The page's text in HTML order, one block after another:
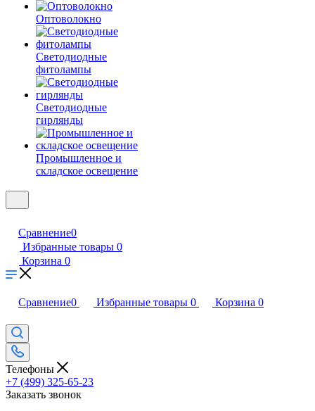
Оптоволокно
Светодиодные
фитолампы
Светодиодные
гирлянды
Промышленное и
складское освещение
Сравнение0
Избранные товары 0
Корзина 0
Сравнение0 Избранные товары 0 Корзина 0
Телефоны
+7 (499) 325-65-23
Заказать звонок